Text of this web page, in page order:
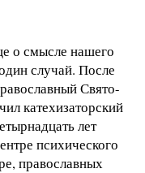
о смысле нашего
случай. После
Свято-
катехизаторский
лет
психического
православных